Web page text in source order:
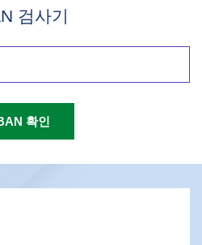
검사기